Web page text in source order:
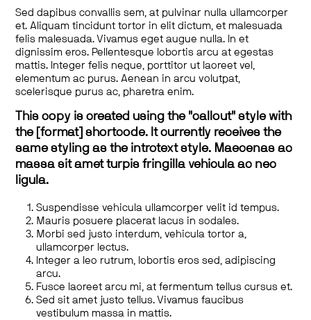
Sed dapibus convallis sem, at pulvinar nulla ullamcorper
et. Aliquam tincidunt tortor in elit dictum, et malesuada
felis malesuada. Vivamus eget augue nulla. In et
dignissim eros. Pellentesque lobortis arcu at egestas
mattis. Integer felis neque, porttitor ut laoreet vel,
elementum ac purus. Aenean in arcu volutpat,
scelerisque purus ac, pharetra enim.
This copy is created using the "callout" style with
the [format] shortcode. It currently receives the
same styling as the introtext style. Maecenas ac
massa sit amet turpis fringilla vehicula ac nec
ligula.
Suspendisse vehicula ullamcorper velit id tempus.
Mauris posuere placerat lacus in sodales.
Morbi sed justo interdum, vehicula tortor a,
ullamcorper lectus.
Integer a leo rutrum, lobortis eros sed, adipiscing
arcu.
Fusce laoreet arcu mi, at fermentum tellus cursus et.
Sed sit amet justo tellus. Vivamus faucibus
vestibulum massa in mattis.